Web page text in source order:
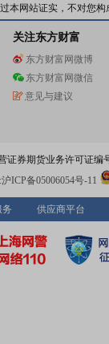
本网站证实，不对您
关注东方财富
东方财富网微博
东方财富网微信
意见与建议
券期货业务许可证编
ICP备05006054号-11
务 供应商平台